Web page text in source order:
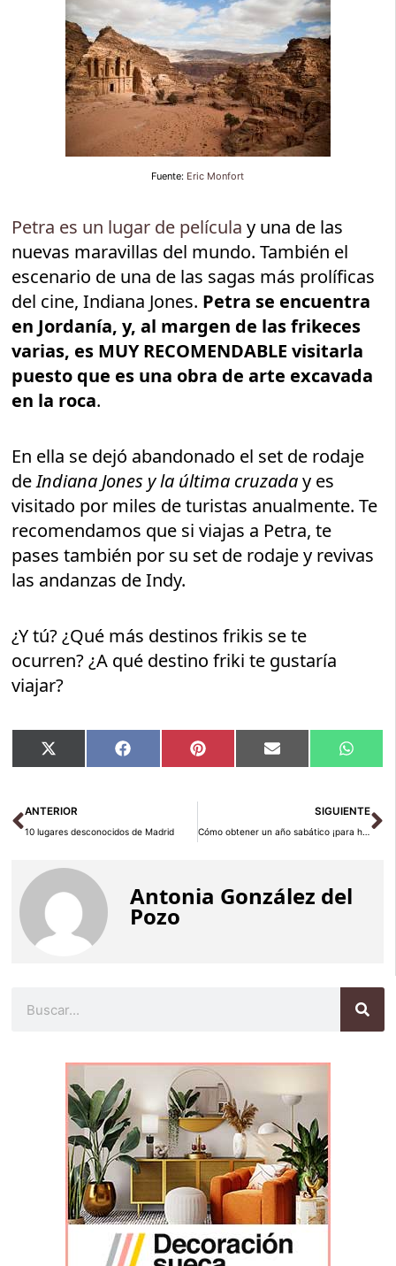
Fuente: Eric Monfort
Petra es un lugar de película y una de las
nuevas maravillas del mundo. También el
escenario de una de las sagas más prolíficas
del cine, Indiana Jones. Petra se encuentra
en Jordanía, y, al margen de las frikeces
varias, es MUY RECOMENDABLE visitarla
puesto que es una obra de arte excavada
en la roca.
En ella se dejó abandonado el set de rodaje
deIndiana Jones y la última cruzaday es
visitado por miles de turistas anualmente. Te
recomendamos que si viajas a Petra, te
pases también por su set de rodaje y revivas
las andanzas de Indy.
¿Y tú? ¿Qué más destinos frikis se te
ocurren? ¿A qué destino friki te gustaría
viajar?
Compartir
en
X
(Twitter)
Compartir
en
Facebook Compartir
en
Pinterest Compartir
en
Email
en
Ant
ANTERIOR
10 lugares desconocidos de Madrid
SIGUIENTE
Cómo obtener un año sabático ¡para hacer lo que tu quieres!
Antonia González del
Pozo